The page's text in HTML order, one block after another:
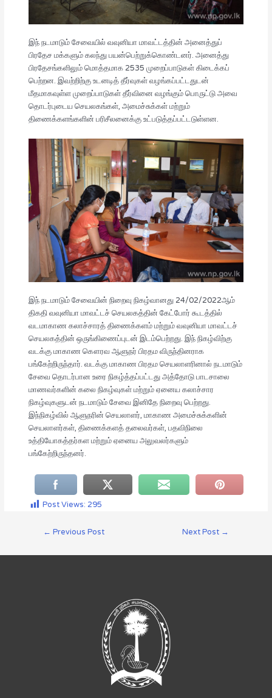
இந் நடமாடும் சேவையில் வவுனியா மாவட்டத்தின் அனைத்துப்
பிரதேச மக்களும் கலந்து பயன்பெற்றுக்கொண்டனர். அனைத்து
பிரதேசங்களிலும் மொத்தமாக 2535 முறைப்பாடுகள் கிடைக்கப்
பெற்றன. இவற்றிற்கு உடனடித் தீர்வுகள் வழங்கப்பட்டதுடன்
மீதமாகவுள்ள முறைப்பாடுகள் தீர்வினை வழங்கும் பொருட்டு அவை
தொடர்புடைய செயலகங்கள், அமைச்சுக்கள் மற்றும்
திணைக்களங்களின் பரிசீலனைக்கு உட்படுத்தப்பட்டடுள்ளன.
இந் நடமாடும் சேவையின் நிறைவு நிகழ்வானது 24/02/2022ஆம்
திகதி வவுனியா மாவட்டச் செயலகத்தின் கேட்போர் கூடத்தில்
வடமாகாண கலாச்சாரத் திணைக்களம் மற்றும் வவுனியா மாவட்டச்
செயலகத்தின் ஒருங்கிணைப்புடன் இடம்பெற்றது. இந் நிகழ்விற்கு
வடக்கு மாகாண கௌரவ ஆளுநர் பிரதம விருந்தினராக
பங்கேற்றிருந்தார். வடக்கு மாகாண பிரதம செயலாளரினால் நடமாடும்
சேவை தொடர்பான உரை நிகழ்த்தப்பட்டது அத்தோடு பாடசாலை
மாணவர்களின் கலை நிகழ்வுகள் மற்றும் ஏனைய கலாச்சார
நிகழ்வுகளுடன் நடமாடும் சேவை இனிதே நிறைவு பெற்றது.
இந்நிகழ்வில் ஆளுநரின் செயலாளர், மாகாண அமைச்சுக்களின்
செயலாளர்கள், திணைக்களத் தலைவர்கள், பதவிநிலை
உத்தியோகத்தர்கள மற்றும் ஏனைய அலுவலர்களும்
பங்கேற்றிருந்தனர்.
Post Views: 295
← Previous Post Next Post →